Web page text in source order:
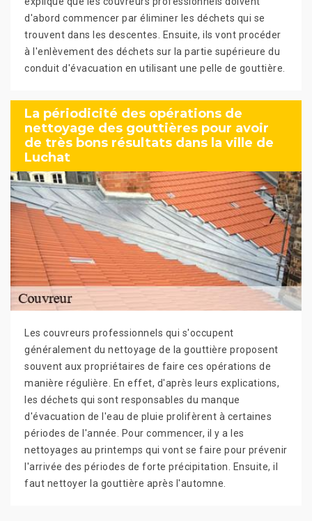
d'abord commencer par éliminer les déchets qui se
trouvent dans les descentes. Ensuite, ils vont procéder
à l'enlèvement des déchets sur la partie supérieure du
conduit d'évacuation en utilisant une pelle de gouttière.
La périodicité des opérations de
nettoyage des gouttières pour avoir
de très bons résultats dans la ville de
Luchat
Les couvreurs professionnels qui s'occupent
généralement du nettoyage de la gouttière proposent
souvent aux propriétaires de faire ces opérations de
manière régulière. En effet, d'après leurs explications,
les déchets qui sont responsables du manque
d'évacuation de l'eau de pluie prolifèrent à certaines
périodes de l'année. Pour commencer, il y a les
nettoyages au printemps qui vont se faire pour prévenir
l'arrivée des périodes de forte précipitation. Ensuite, il
faut nettoyer la gouttière après l'automne.